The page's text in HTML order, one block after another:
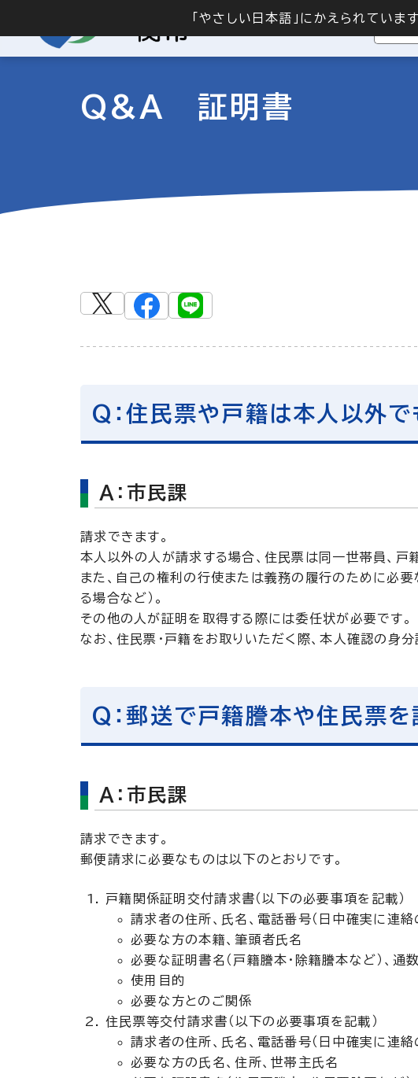
「やさしい日本語」にかえられていま
Q&A 証明書
Q：住民票や戸籍は本人以外
A：市民課
請求できます。
本人以外の人が請求する場合、住民票は同一世帯員、
また、自己の権利の行使または義務の履行のために必
る場合など）。
その他の人が証明を取得する際には委任状が必要です。
なお、住民票・戸籍をお取りいただく際、本人確認の身
Q：郵送で戸籍謄本や住民票
A：市民課
請求できます。
郵便請求に必要なものは以下のとおりです。
戸籍関係証明交付請求書（以下の必要事項を記載）
請求者の住所、氏名、電話番号（日中確実に連絡
必要な方の本籍、筆頭者氏名
必要な証明書名（戸籍謄本・除籍謄本など）、通数
使用目的
必要な方とのご関係
住民票等交付請求書（以下の必要事項を記載）
請求者の住所、氏名、電話番号（日中確実に連絡
必要な方の氏名、住所、世帯主氏名